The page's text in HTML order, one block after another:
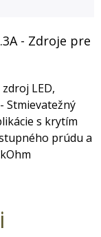
- Zdroje pre
LED,
Stmievatežný
s krytím
prúdu a